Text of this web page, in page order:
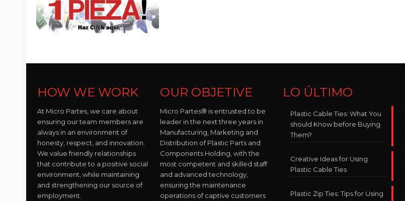
HOW WE WORK
At Micro Partes, we care about
ensuring our team members are
always in an environment of
honesty, respect, and innovation.
We value friendly relationships
that contribute to a positive social
environment, while maintaining
and strengthening our source of
employment.
OUR OBJETIVE
Micro Partes® is entrusted to be
leader in the next three years in
Manufacturing, Marketing and
Distribution of Plastic Parts and
Components Holding, with the
most competent and skilled staff
and advanced technology,
ensuring the maintenance
operations of captive customers
LO ÚLTIMO
Plastic Cable Ties: What You
should Know before Buying
Them?
Creative Ideas for Using
Plastic Cable Ties
Plastic Zip Ties: Tips for Using